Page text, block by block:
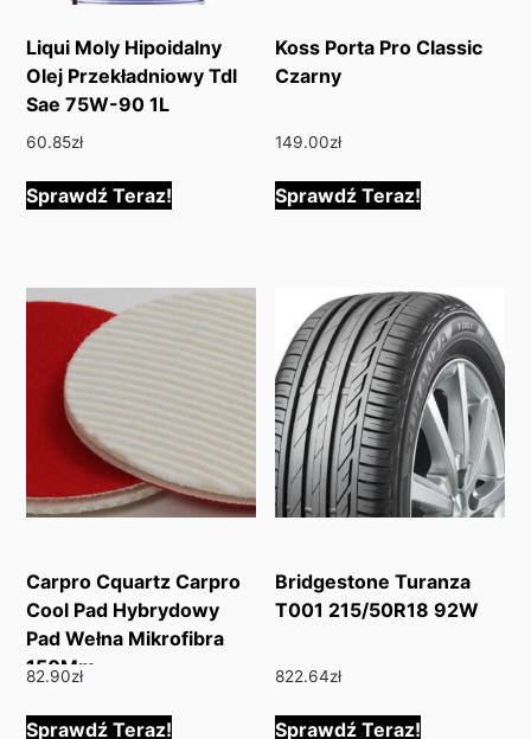
Liqui Moly Hipoidalny
Olej Przekładniowy Tdl
Sae 75W-90 1L
60.85zł
Sprawdź Teraz!
Koss Porta Pro Classic
Czarny
149.00zł
Sprawdź Teraz!
Carpro Cquartz Carpro
Cool Pad Hybrydowy
Pad Wełna Mikrofibra
150Mm
82.90zł
Sprawdź Teraz!
Bridgestone Turanza
T001 215/50R18 92W
822.64zł
Sprawdź Teraz!